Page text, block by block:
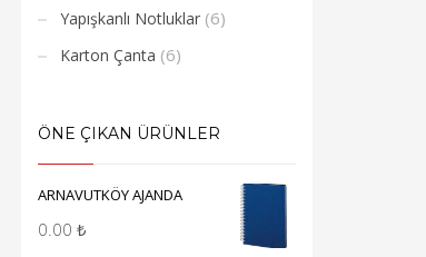
Yapışkanlı Notluklar (6)
Karton Çanta (6)
ÖNE ÇIKAN ÜRÜNLER
ARNAVUTKÖY AJANDA
0.00 ₺